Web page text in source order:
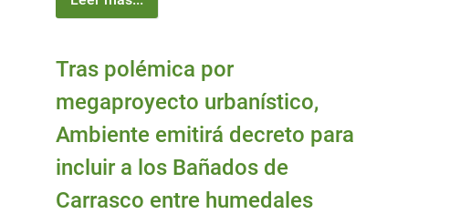
Tras polémica por
megaproyecto urbanístico,
Ambiente emitirá decreto para
incluir a los Bañados de
Carrasco entre humedales